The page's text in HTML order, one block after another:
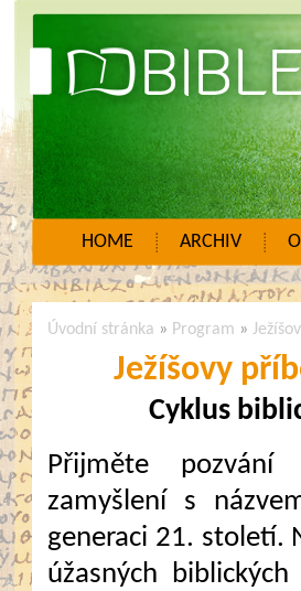
HOME ARCHIV
Úvodní stránka » Program »
Ježíšovy
Cyklus
Přijměte
zamyšlení s
generaci 21. století.
úžasných